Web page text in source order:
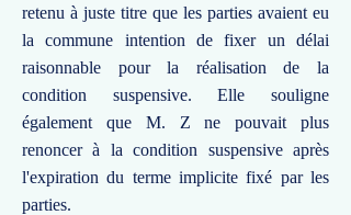
retenu à juste titre que les parties avaient eu
la commune intention de fixer un délai
raisonnable pour la réalisation de la
condition suspensive. Elle souligne
également que M. Z ne pouvait plus
renoncer à la condition suspensive après
l'expiration du terme implicite fixé par les
parties.